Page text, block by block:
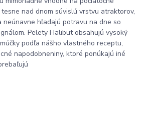
nad dnom súvislú vrstvu atraktorov,
hľadajú potravu na dne so
Pelety Halibut obsahujú vysoký
podľa nášho vlastného receptu,
napodobneniny, ktoré ponúkajú iné